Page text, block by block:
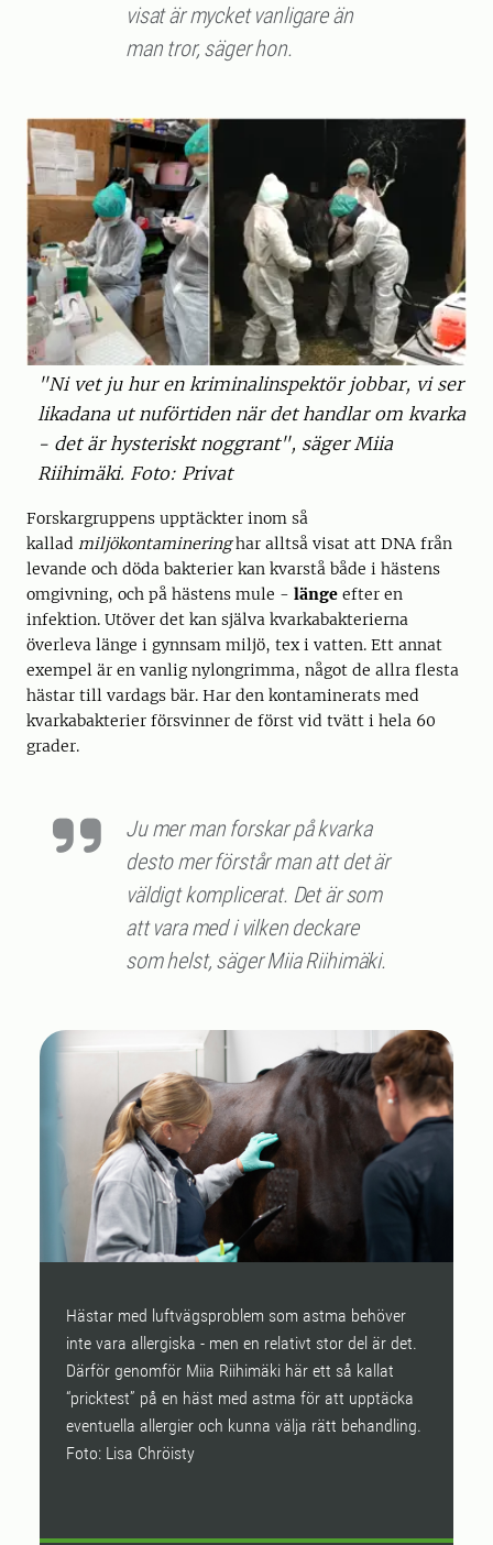
visat är mycket vanligare än
man tror, säger hon.
"Ni vet ju hur en kriminalinspektör jobbar, vi ser
likadana ut nuförtiden när det handlar om kvarka
- det är hysteriskt noggrant", säger Miia
Riihimäki. Foto: Privat
Forskargruppens upptäckter inom så
kallad miljökontamineringhar alltså visat att DNA från
levande och döda bakterier kan kvarstå både i hästens
omgivning, och på hästens mule - länge efter en
infektion. Utöver det kan själva kvarkabakterierna
överleva länge i gynnsam miljö, tex i vatten. Ett annat
exempel är en vanlig nylongrimma, något de allra flesta
hästar till vardags bär. Har den kontaminerats med
kvarkabakterier försvinner de först vid tvätt i hela 60
grader.
Ju mer man forskar på kvarka
desto mer förstår man att det är
väldigt komplicerat. Det är som
att vara med i vilken deckare
som helst, säger Miia Riihimäki.
Hästar med luftvägsproblem som astma behöver
inte vara allergiska - men en relativt stor del är det.
Därför genomför Miia Riihimäki här ett så kallat
“pricktest” på en häst med astma för att upptäcka
eventuella allergier och kunna välja rätt behandling.
Foto: Lisa Chröisty